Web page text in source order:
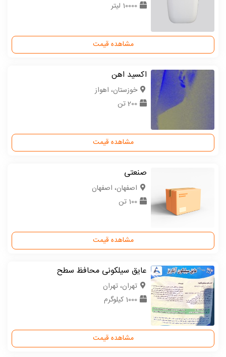
10000 لیتر
مشاهده قیمت
اکسید اهن
خوزستان، اهواز
200 تن
مشاهده قیمت
صنعتی
اصفهان، اصفهان
100 تن
مشاهده قیمت
عایق سیلکونی محافظ سطح
تهران، تهران
1000 کیلوگرم
مشاهده قیمت